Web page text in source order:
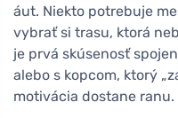
áut. Niekto potrebuje
vybrať si trasu, ktorá
je prvá skúsenosť
alebo s kopcom, ktorý
motivácia dostane ranu.